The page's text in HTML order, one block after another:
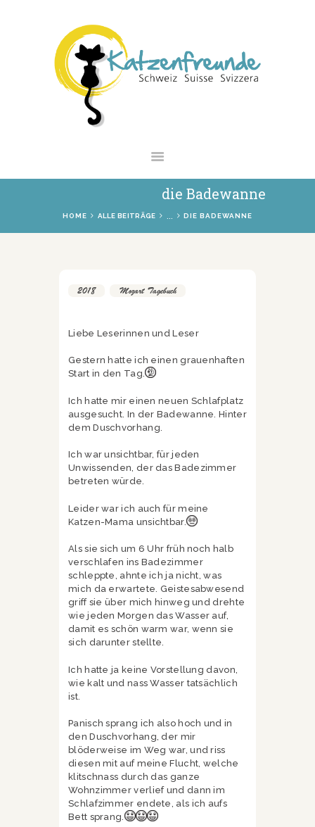
die Badewanne
HOME ALLE BEITRÄGE DIE BADEWANNE
NEWS
VERMITTLUNG
INTERESSANTES
SHOP
2018 Mozart Tagebuch
Liebe Leserinnen und Leser
Gestern hatte ich einen grauenhaften
Start in den Tag.
Ich hatte mir einen neuen Schlafplatz
ausgesucht. In der Badewanne. Hinter
dem Duschvorhang.
Ich war unsichtbar, für jeden
Unwissenden, der das Badezimmer
betreten würde.
Leider war ich auch für meine
Katzen-Mama unsichtbar.
Als sie sich um 6 Uhr früh noch halb
verschlafen ins Badezimmer
schleppte, ahnte ich ja nicht, was
mich da erwartete. Geistesabwesend
griff sie über mich hinweg und drehte
wie jeden Morgen das Wasser auf,
damit es schön warm war, wenn sie
sich darunter stellte.
Ich hatte ja keine Vorstellung davon,
wie kalt und nass Wasser tatsächlich
ist.
Panisch sprang ich also hoch und in
den Duschvorhang, der mir
blöderweise im Weg war, und riss
diesen mit auf meine Flucht, welche
klitschnass durch das ganze
Wohnzimmer verlief und dann im
Schlafzimmer endete, als ich aufs
Bett sprang.